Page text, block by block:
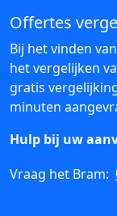
Offertes
Bij het vinden
het vergelijken
gratis
minuten
Hulp bij uw
Vraag het Bram: